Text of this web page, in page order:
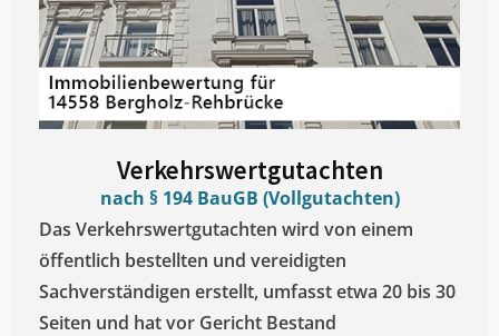
Verkehrswertgutachten
nach § 194 BauGB (Vollgutachten)
Das Verkehrswertgutachten wird von einem
öffentlich bestellten und vereidigten
Sachverständigen erstellt, umfasst etwa 20 bis 30
Seiten und hat vor Gericht Bestand